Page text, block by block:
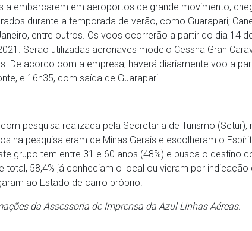
a embarcarem em aeroportos de grande movimento,
durante a temporada de verão, como Guarapari;
entre outros. Os voos ocorrerão a partir do dia 14
Serão utilizadas aeronaves modelo Cessna Gran
De acordo com a empresa, haverá diariamente voo a
e 16h35, com saída de Guarapari.
pesquisa realizada pela Secretaria de Turismo (Setur),
na pesquisa eram de Minas Gerais e escolheram o
grupo tem entre 31 e 60 anos (48%) e busca o destino
total, 58,4% já conheciam o local ou vieram por
ao Estado de carro próprio.
da Assessoria de Imprensa da Azul Linhas Aéreas.